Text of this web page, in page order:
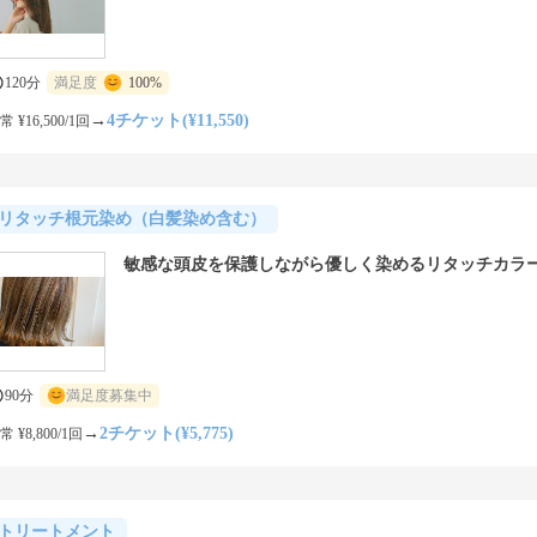
120分 満足度 100%
¥16,500/1回 → 4チケット(¥11,550)
タッチ根元染め（白髪染め含む）
敏感な頭皮を保護しながら優しく染めるリタッチカラ
90分 満足度募集中
¥8,800/1回 → 2チケット(¥5,775)
リートメント